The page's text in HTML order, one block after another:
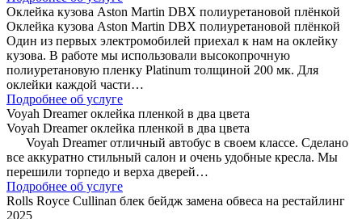
Оклейка кузова Aston Martin DBX полиуретановой плёнкой
Оклейка кузова Aston Martin DBX полиуретановой плёнкой
Один из первых электромобилей приехал к нам на оклейку
кузова. В работе мы использовали высокопрочную
полиуретановую пленку Platinum толщиной 200 мк. Для
оклейки каждой части…
Подробнее об услуге
Voyah Dreamer оклейка пленкой в два цвета
Voyah Dreamer оклейка пленкой в два цвета
Voyah Dreamer отличный автобус в своем классе. Сделано
все аккуратно стильный салон и очень удобные кресла. Мы
перешили торпедо и верха дверей…
Подробнее об услуге
Rolls Royce Cullinan блек бейдж замена обвеса на рестайлинг
2025